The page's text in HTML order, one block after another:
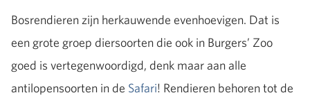
Bosrendieren zijn herkauwende evenhoevigen. Dat is
een grote groep diersoorten die ook in Burgers’ Zoo
goed is vertegenwoordigd, denk maar aan alle
antilopensoorten in de Safari! Rendieren behoren tot de